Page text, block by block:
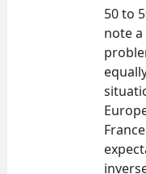
50 to
note